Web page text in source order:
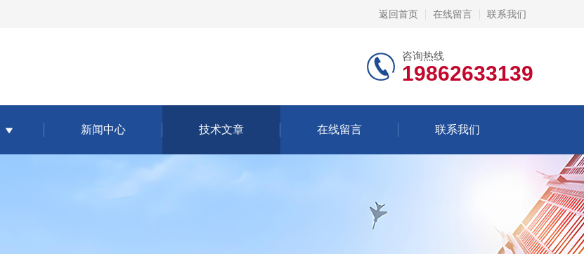
返回首页 在线留言 联系我们
咨询热线
19862633139
新闻中心 技术文章 在线留言 联系我们